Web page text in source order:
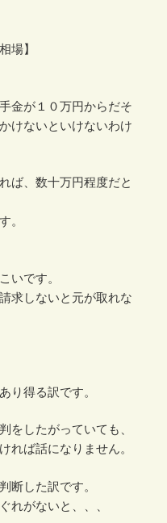
場】
金が１０万円からだそ
けないといけないわけ
ば、数十万円程度だと
。
いです。
求しないと元が取れな
り得る訳です。
をしたがっていても、
れば話になりません。
断した訳です。
れがないと、、、